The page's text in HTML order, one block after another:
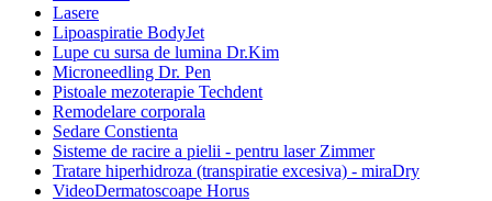
Lasere
Lipoaspiratie BodyJet
Lupe cu sursa de lumina Dr.Kim
Microneedling Dr. Pen
Pistoale mezoterapie Techdent
Remodelare corporala
Sedare Constienta
Sisteme de racire a pielii - pentru laser Zimmer
Tratare hiperhidroza (transpiratie excesiva) - miraDry
VideoDermatoscoape Horus